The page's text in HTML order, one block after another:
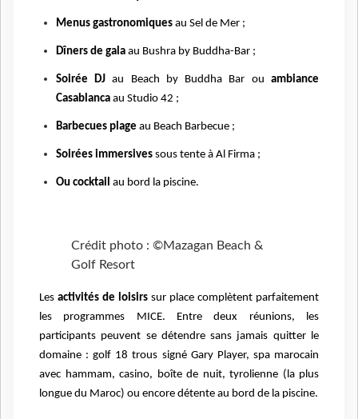
Menus gastronomiquesau Sel de Mer ;
Dîners de galaau Bushra by Buddha-Bar ;
Soirée DJau Beach by Buddha Bar ouambiance
Casablancaau Studio 42 ;
Barbecues plage au Beach Barbecue ;
Soirées immersivessous tente à Al Firma ;
Ou cocktail au bord la piscine.
Crédit photo : ©Mazagan Beach &
Golf Resort
Les activités de loisirs sur place complètent parfaitement
les programmes MICE. Entre deux réunions, les
participants peuvent se détendre sans jamais quitter le
domaine : golf 18 trous signé Gary Player, spa marocain
avec hammam, casino, boîte de nuit, tyrolienne (la plus
longue du Maroc) ou encore détente au bord de la piscine.